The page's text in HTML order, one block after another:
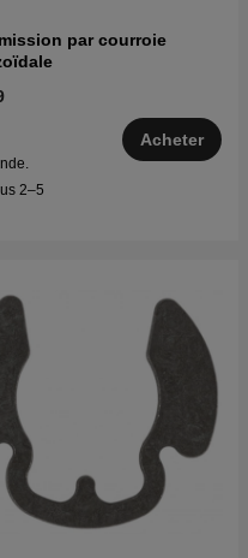
par courroie
2–5
Acheter